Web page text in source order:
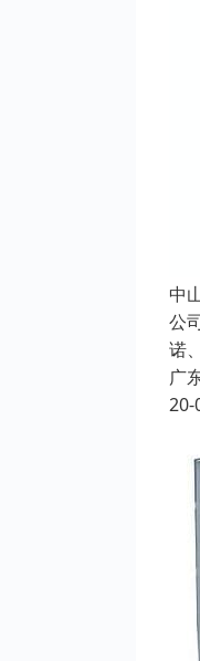
中
公
诺
广
20-